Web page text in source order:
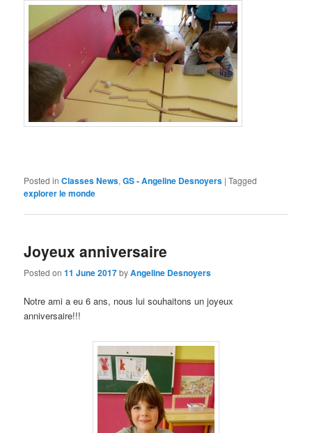
Posted in Classes News,GS - Angeline Desnoyers |Tagged
explorer le monde
Joyeux anniversaire
Posted on11 June 2017byAngeline Desnoyers
Notre ami a eu 6 ans, nous lui souhaitons un joyeux
anniversaire!!!